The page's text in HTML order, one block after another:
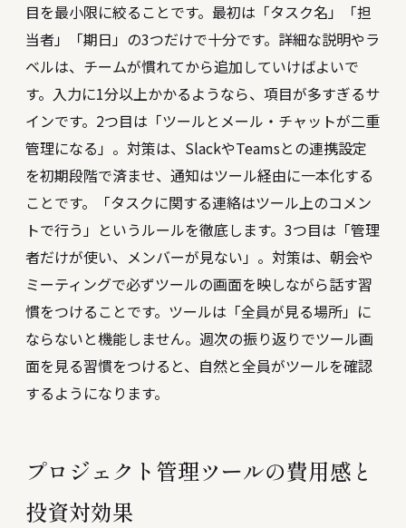
目を最小限に絞ることです。最初は「タスク名」「担
当者」「期日」の3つだけで十分です。詳細な説明やラ
ベルは、チームが慣れてから追加していけばよいで
す。入力に1分以上かかるようなら、項目が多すぎるサ
インです。2つ目は「ツールとメール・チャットが二重
管理になる」。対策は、SlackやTeamsとの連携設定
を初期段階で済ませ、通知はツール経由に一本化する
ことです。「タスクに関する連絡はツール上のコメン
トで行う」というルールを徹底します。3つ目は「管理
者だけが使い、メンバーが見ない」。対策は、朝会や
ミーティングで必ずツールの画面を映しながら話す習
慣をつけることです。ツールは「全員が見る場所」に
ならないと機能しません。週次の振り返りでツール画
面を見る習慣をつけると、自然と全員がツールを確認
するようになります。
プロジェクト管理ツールの費用感と
投資対効果